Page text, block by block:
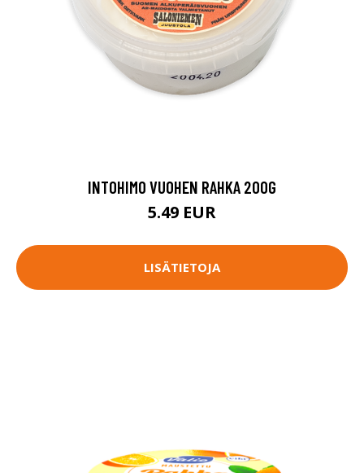
INTOHIMO VUOHEN RAHKA 200G
5.49 EUR
LISÄTIETOJA